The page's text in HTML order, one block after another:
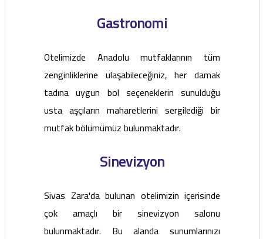
Gastronomi
Otelimizde Anadolu mutfaklarının tüm
zenginliklerine ulaşabileceğiniz, her damak
tadına uygun bol seçeneklerin sunulduğu
usta aşçıların maharetlerini sergilediği bir
mutfak bölümümüz bulunmaktadır.
Sinevizyon
Sivas Zara'da bulunan otelimizin içerisinde
çok amaçlı bir sinevizyon salonu
bulunmaktadır. Bu alanda sunumlarınızı